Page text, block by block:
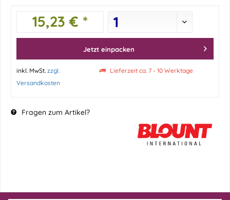
15,23 € *
Jetzt einpacken
inkl. MwSt. zzgl.
Versandkosten
Lieferzeit ca. 7 - 10 Werktage
Fragen zum Artikel?